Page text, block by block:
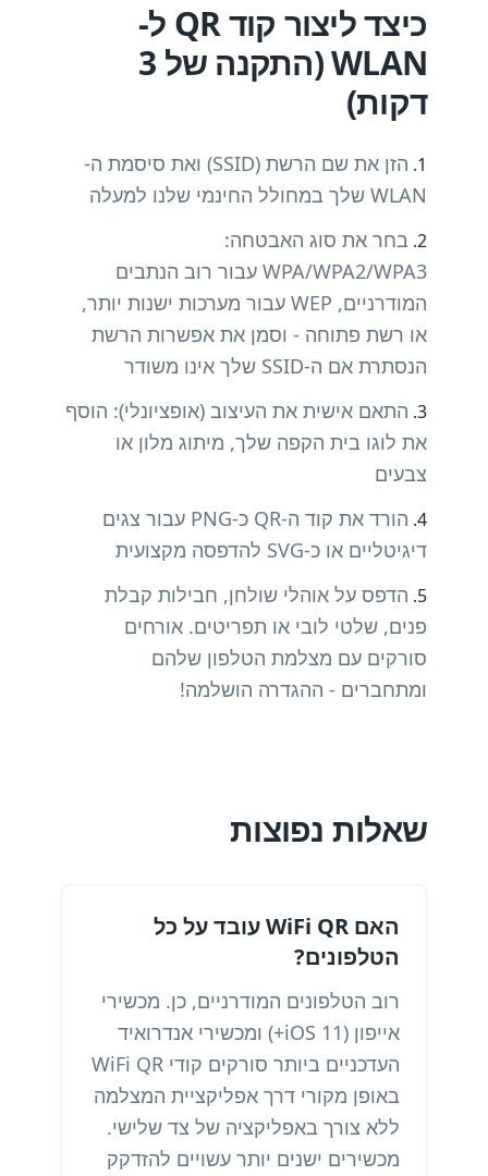
כיצד ליצור קוד QR ל-
WLAN (התקנה של 3
דקות)
הזן את שם הרשת (SSID) ואת סיסמת ה-
WLAN שלך במחולל החינמי שלנו למעלה
בחר את סוג האבטחה:
WPA/WPA2/WPA3 עבור רוב הנתבים
המודרניים, WEP עבור מערכות ישנות יותר,
או רשת פתוחה - וסמן את אפשרות הרשת
הנסתרת אם ה-SSID שלך אינו משודר
התאם אישית את העיצוב (אופציונלי): הוסף
את לוגו בית הקפה שלך, מיתוג מלון או
צבעים
הורד את קוד ה-QR כ-PNG עבור צגים
דיגיטליים או כ-SVG להדפסה מקצועית
הדפס על אוהלי שולחן, חבילות קבלת
פנים, שלטי לובי או תפריטים. אורחים
סורקים עם מצלמת הטלפון שלהם
ומתחברים - ההגדרה הושלמה!
שאלות נפוצות
האם WiFi QR עובד על כל
הטלפונים?
רוב הטלפונים המודרניים, כן. מכשירי
אייפון (iOS 11+) ומכשירי אנדרואיד
העדכניים ביותר סורקים קודי WiFi QR
באופן מקורי דרך אפליקציית המצלמה
ללא צורך באפליקציה של צד שלישי.
מכשירים ישנים יותר עשויים להזדקק